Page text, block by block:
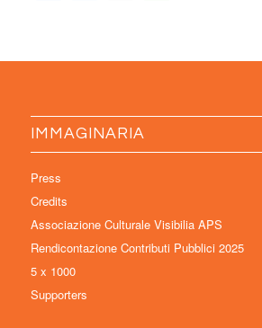
IMMAGINARIA
Press
Credits
Associazione Culturale Visibilia APS
Rendicontazione Contributi Pubblici 2025
5 x 1000
Supporters